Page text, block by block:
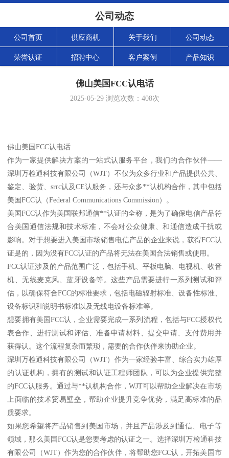
公司动态
公司首页 供应商机 关于我们 公司动态
荣誉认证 招聘中心 客户案例 产品知识
佛山美国FCC认电话
2025-05-29浏览次数： 408次
佛山美国FCC认电话
作为一家提供解决方案的一站式认服务平台，我们的合作伙伴——
深圳万检通科技有限公司（WJT）不仅为众多行业和产品提供公共、
鉴定、验货、srrc认及CE认服务，还与众多**认机构合作，其中包括
美国FCC认（Federal Communications Commission）。
美国FCC认作为美国联邦通信**认证的全称，是为了确保电信产品符
合美国通信法规和技术标准，不会对公众健康、和通信造成干扰或
影响。对于想要进入美国市场销售电信产品的企业来说，获得FCC认
证是的，因为没有FCC认证的产品将无法在美国合法销售或使用。
FCC认证涉及的产品范围广泛，包括手机、平板电脑、电视机、收音
机、无线麦克风、蓝牙设备等。这些产品需要进行一系列测试和评
估，以确保符合FCC的标准要求，包括电磁辐射标准、设备性标准、
设备标识和说明书标准以及无线电设备标准等。
想要拥有美国FCC认，企业需要完成一系列流程，包括与FCC授权代
表合作、进行测试和评估、准备申请材料、提交申请、支付费用并
获得认。这个流程复杂而繁琐，需要的合作伙伴来协助企业。
深圳万检通科技有限公司（WJT）作为一家经验丰富、综合实力雄厚
的认证机构，拥有的测试和认证工程师团队，可以为企业提供完整
的FCC认服务。通过与**认机构合作，WJT可以帮助企业解决在市场
上面临的技术贸易壁垒，帮助企业提升竞争优势，满足高标准的品
质要求。
如果您希望将产品销售到美国市场，并且产品涉及到通信、电子等
领域，那么美国FCC认是您要考虑的认证之一。选择深圳万检通科技
有限公司（WJT）作为您的合作伙伴，将帮助您FCC认，开拓美国市